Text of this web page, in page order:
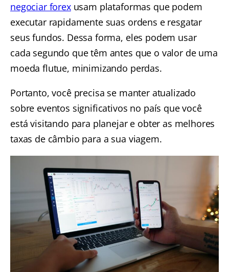
negociar forexusam plataformas que podem
executar rapidamente suas ordens e resgatar
seus fundos. Dessa forma, eles podem usar
cada segundo que têm antes que o valor de uma
moeda flutue, minimizando perdas.
Portanto, você precisa se manter atualizado
sobre eventos significativos no país que você
está visitando para planejar e obter as melhores
taxas de câmbio para a sua viagem.